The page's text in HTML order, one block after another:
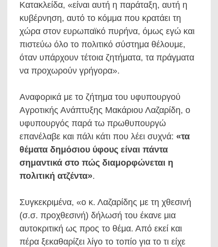
Κατακλείδα, «είναι αυτή η παράταξη, αυτή η
κυβέρνηση, αυτό το κόμμα που κρατάει τη
χώρα στον ευρωπαϊκό πυρήνα, όμως εγώ και
πιστεύω όλο το πολιτικό σύστημα θέλουμε,
όταν υπάρχουν τέτοια ζητήματα, τα πράγματα
να προχωρούν γρήγορα».
Αναφορικά με το ζήτημα του υφυπουργού
Αγροτικής Ανάπτυξης Μακάριου Λαζαρίδη, ο
υφυπουργός παρά τω πρωθυπουργώ
επανέλαβε και πάλι κάτι που λέει συχνά: «τα
θέματα δημόσιου ύφους είναι πάντα
σημαντικά στο πώς διαμορφώνεται η
πολιτική ατζέντα».
Συγκεκριμένα, «ο κ. Λαζαρίδης με τη χθεσινή
(σ.σ. προχθεσινή) δήλωσή του έκανε μια
αυτοκριτική ως προς το θέμα. Από εκεί και
πέρα ξεκαθαρίζει λίγο το τοπίο για το τι είχε